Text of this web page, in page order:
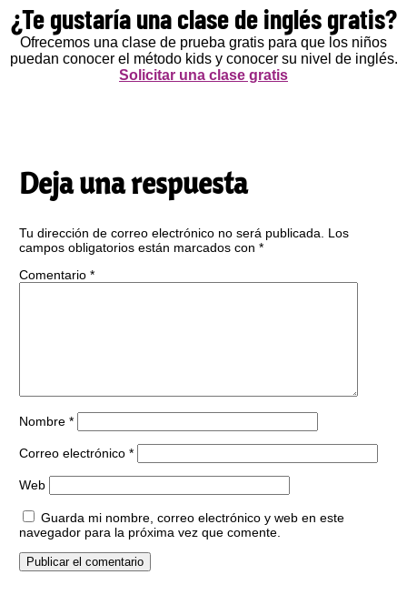
¿Te gustaría una clase de inglés gratis?
Ofrecemos una clase de prueba gratis para que los niños
puedan conocer el método kids y conocer su nivel de inglés.
Solicitar una clase gratis
Deja una respuesta
Tu dirección de correo electrónico no será publicada.
Los
campos obligatorios están marcados con *
Comentario *
Nombre *
Correo electrónico *
Web
Guarda mi nombre, correo electrónico y web en este
navegador para la próxima vez que comente.